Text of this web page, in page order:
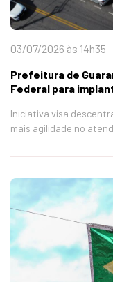
03/07/2026 às 14h35
Prefeitura de
Federal para
Iniciativa visa
mais agilidade no